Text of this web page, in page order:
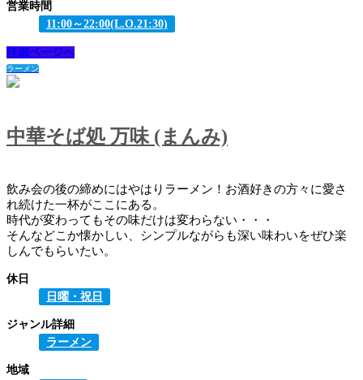
営業時間
11:00～22:00(L.O.21:30)
詳細ページへ
ラーメン
中華そば処 万味 (まんみ)
飲み会の後の締めにはやはりラーメン！お酒好きの方々に愛さ
れ続けた一杯がここにある。
時代が変わってもその味だけは変わらない・・・
そんなどこか懐かしい、シンプルながらも深い味わいをぜひ楽
しんでもらいたい。
休日
日曜・祝日
ジャンル詳細
ラーメン
地域